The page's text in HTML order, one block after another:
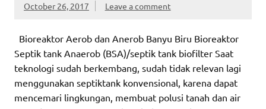
October 26, 2017 Leave a comment
Bioreaktor Aerob dan Anerob Banyu Biru Bioreaktor
Septik tank Anaerob (BSA)/septik tank biofilter Saat
teknologi sudah berkembang, sudah tidak relevan lagi
menggunakan septiktank konvensional, karena dapat
mencemari lingkungan, membuat polusi tanah dan air